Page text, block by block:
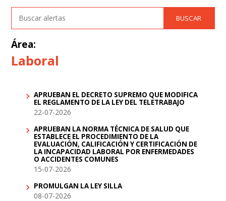
Área:
Laboral
APRUEBAN EL DECRETO SUPREMO QUE MODIFICA
EL REGLAMENTO DE LA LEY DEL TELETRABAJO
22-07-2026
APRUEBAN LA NORMA TÉCNICA DE SALUD QUE
ESTABLECE EL PROCEDIMIENTO DE LA
EVALUACIÓN, CALIFICACIÓN Y CERTIFICACIÓN DE
LA INCAPACIDAD LABORAL POR ENFERMEDADES
O ACCIDENTES COMUNES
15-07-2026
PROMULGAN LA LEY SILLA
08-07-2026